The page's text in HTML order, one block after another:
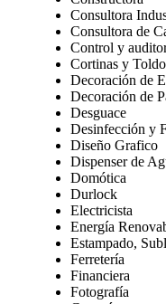
Consultora
Consultora de
Control y
Cortinas y
Decoración de
Decoración de
Desguace
Desinfección y
Diseño Grafico
Dispenser de
Domótica
Durlock
Electricista
Energía
Estampado,
Ferretería
Financiera
Fotografía